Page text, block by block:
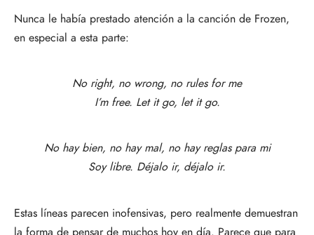
Nunca le había prestado atención a la canción de Frozen,
en especial a esta parte:
No right, no wrong, no rules for me
I’m free. Let it go, let it go.
No hay bien, no hay mal, no hay reglas para mi
Soy libre. Déjalo ir, déjalo ir.
Estas líneas parecen inofensivas, pero realmente demuestran